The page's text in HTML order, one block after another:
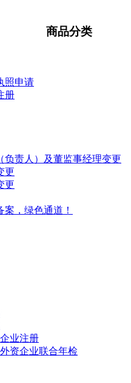
商品分类
照申请
册
负责人）及董监事经理变更
更
更
，绿色通道！
业注册
外资企业联合年检